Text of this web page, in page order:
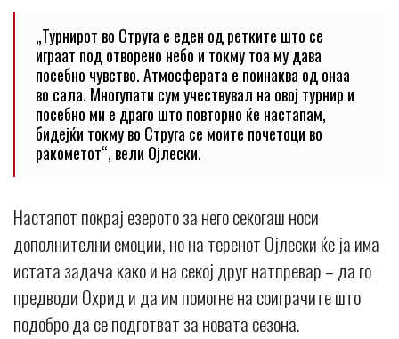
„Турнирот во Струга е еден од ретките што се
играат под отворено небо и токму тоа му дава
посебно чувство. Атмосферата е поинаква од онаа
во сала. Многупати сум учествувал на овој турнир и
посебно ми е драго што повторно ќе настапам,
бидејќи токму во Струга се моите почетоци во
ракометот“, вели Ојлески.
Настапот покрај езерото за него секогаш носи
дополнителни емоции, но на теренот Ојлески ќе ја има
истата задача како и на секој друг натпревар – да го
предводи Охрид и да им помогне на соиграчите што
подобро да се подготват за новата сезона.